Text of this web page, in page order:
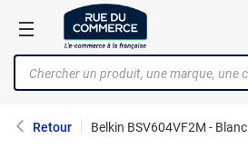
Retour Belkin BSV604VF2M - Blanc